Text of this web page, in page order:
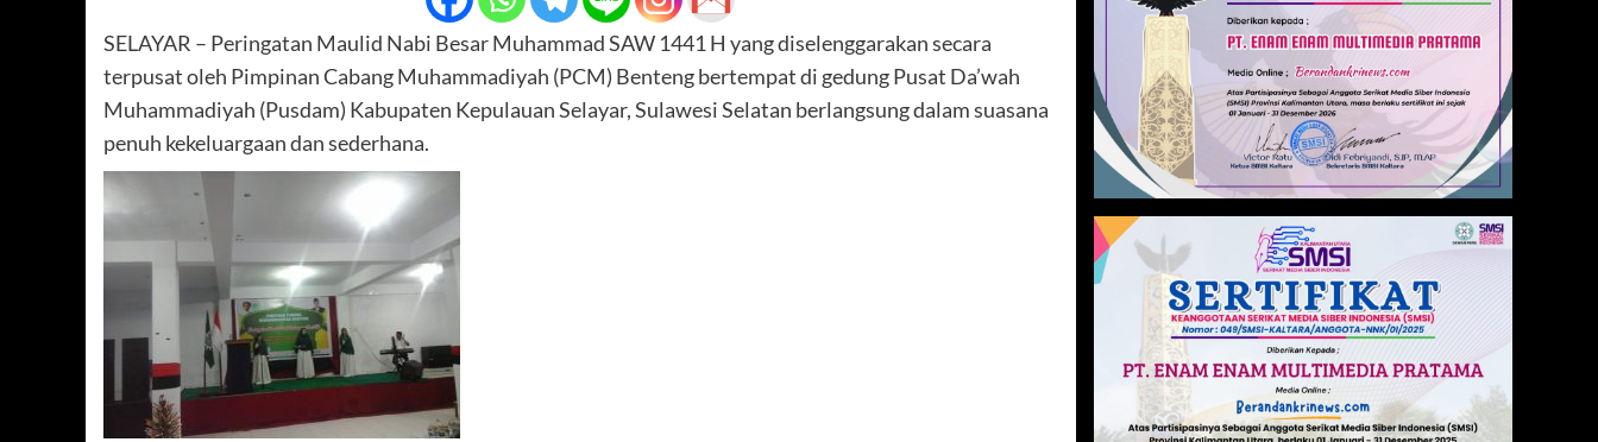
SELAYAR – Peringatan Maulid Nabi Besar Muhammad SAW 1441 H yang diselenggarakan secara
terpusat oleh Pimpinan Cabang Muhammadiyah (PCM) Benteng bertempat di gedung Pusat Da’wah
Muhammadiyah (Pusdam) Kabupaten Kepulauan Selayar, Sulawesi Selatan berlangsung dalam suasana
penuh kekeluargaan dan sederhana.